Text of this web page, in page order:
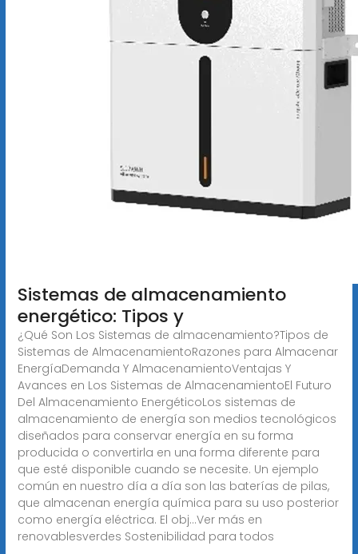
Sistemas de almacenamiento
energético: Tipos y
¿Qué Son Los Sistemas de almacenamiento?Tipos de
Sistemas de AlmacenamientoRazones para Almacenar
EnergíaDemanda Y AlmacenamientoVentajas Y
Avances en Los Sistemas de AlmacenamientoEl Futuro
Del Almacenamiento EnergéticoLos sistemas de
almacenamiento de energía son medios tecnológicos
diseñados para conservar energía en su forma
producida o convertirla en una forma diferente para
que esté disponible cuando se necesite. Un ejemplo
común en nuestro día a día son las baterías de pilas,
que almacenan energía química para su uso posterior
como energía eléctrica. El obj...Ver más en
renovablesverdes Sostenibilidad para todos